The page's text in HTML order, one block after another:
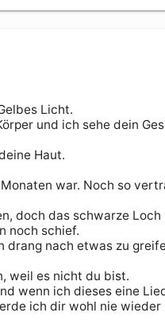
Licht.
und ich sehe dein
Haut.
war. Noch so
doch das schwarze Loch
noch schief.
drang nach etwas zu
weil es nicht du bist.
wenn ich dieses eine
ich dir wohl nie wieder